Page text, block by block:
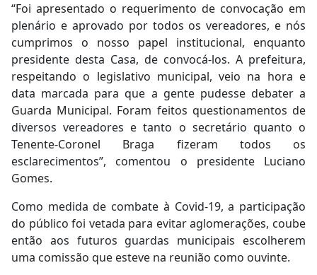
“Foi apresentado o requerimento de convocação em
plenário e aprovado por todos os vereadores, e nós
cumprimos o nosso papel institucional, enquanto
presidente desta Casa, de convocá-los. A prefeitura,
respeitando o legislativo municipal, veio na hora e
data marcada para que a gente pudesse debater a
Guarda Municipal. Foram feitos questionamentos de
diversos vereadores e tanto o secretário quanto o
Tenente-Coronel Braga fizeram todos os
esclarecimentos”, comentou o presidente Luciano
Gomes.
Como medida de combate à Covid-19, a participação
do público foi vetada para evitar aglomerações, coube
então aos futuros guardas municipais escolherem
uma comissão que esteve na reunião como ouvinte.